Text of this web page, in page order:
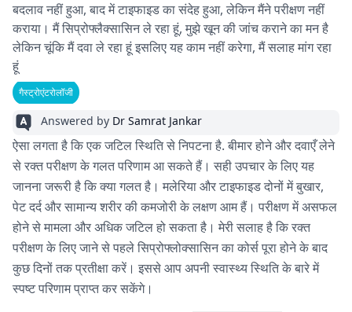
बदलाव नहीं हुआ, बाद में टाइफाइड का संदेह हुआ, लेकिन मैंने परीक्षण नहीं
कराया। मैं सिप्रोफ्लैक्सासिन ले रहा हूं, मुझे खून की जांच कराने का मन है
लेकिन चूंकि मैं दवा ले रहा हूं इसलिए यह काम नहीं करेगा, मैं सलाह मांग रहा
हूं
गैस्ट्रोएंटरोलॉजी
Answered by Dr Samrat Jankar
ऐसा लगता है कि एक जटिल स्थिति से निपटना है. बीमार होने और दवाएँ लेने
से रक्त परीक्षण के गलत परिणाम आ सकते हैं। सही उपचार के लिए यह
जानना जरूरी है कि क्या गलत है। मलेरिया और टाइफाइड दोनों में बुखार,
पेट दर्द और सामान्य शरीर की कमजोरी के लक्षण आम हैं। परीक्षण में असफल
होने से मामला और अधिक जटिल हो सकता है। मेरी सलाह है कि रक्त
परीक्षण के लिए जाने से पहले सिप्रोफ्लोक्सासिन का कोर्स पूरा होने के बाद
कुछ दिनों तक प्रतीक्षा करें। इससे आप अपनी स्वास्थ्य स्थिति के बारे में
स्पष्ट परिणाम प्राप्त कर सकेंगे।